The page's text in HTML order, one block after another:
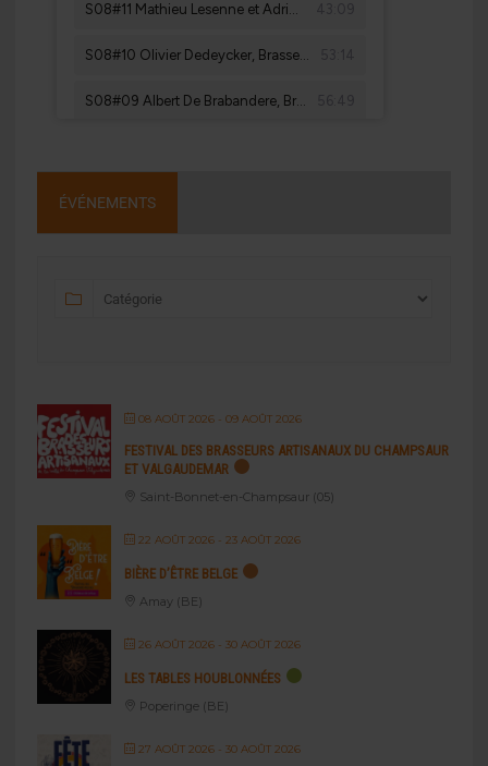
ÉVÉNEMENTS
08 AOÛT 2026- 09 AOÛT 2026
FESTIVAL DES BRASSEURS ARTISANAUX DU CHAMPSAUR
ET VALGAUDEMAR
Saint-Bonnet-en-Champsaur (05)
22 AOÛT 2026- 23 AOÛT 2026
BIÈRE D’ÊTRE BELGE
Amay (BE)
26 AOÛT 2026- 30 AOÛT 2026
LES TABLES HOUBLONNÉES
Poperinge (BE)
27 AOÛT 2026- 30 AOÛT 2026